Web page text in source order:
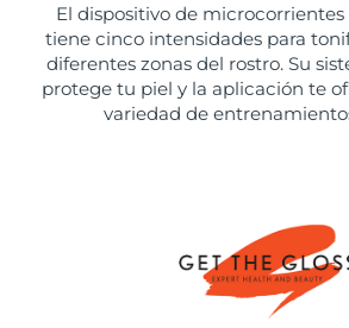
El dispositivo de microcorrientes
tiene cinco intensidades para
diferentes zonas del rostro. Su
protege tu piel y la aplicación te
variedad de